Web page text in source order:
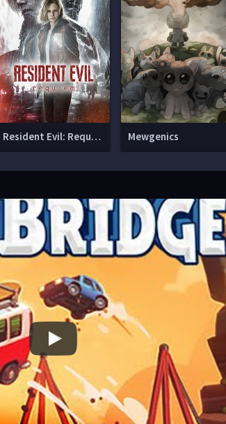
Resident Evil: Requiem Mewgenics